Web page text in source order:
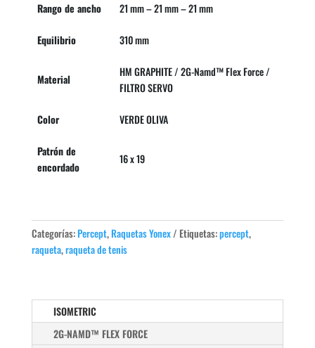
Rango de ancho 21 mm – 21 mm – 21 mm
Equilibrio 310 mm
Material
HM GRAPHITE / 2G-Namd™ Flex Force /
FILTRO SERVO
Color VERDE OLIVA
Patrón de
encordado
16 x 19
Categorías:Percept,Raquetas Yonex Etiquetas:percept,
raqueta,raqueta de tenis
ISOMETRIC
2G-NAMD™ FLEX FORCE